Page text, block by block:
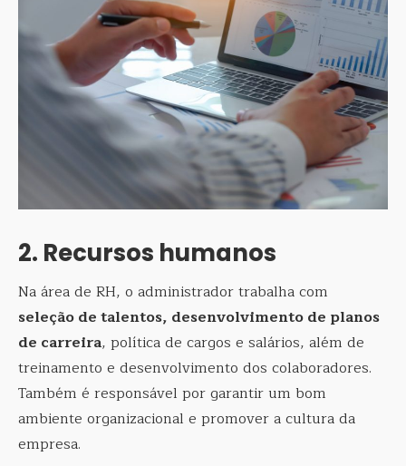
2. Recursos humanos
Na área de RH, o administrador trabalha com
seleção de talentos, desenvolvimento de planos
de carreira, política de cargos e salários, além de
treinamento e desenvolvimento dos colaboradores.
Também é responsável por garantir um bom
ambiente organizacional e promover a cultura da
empresa.